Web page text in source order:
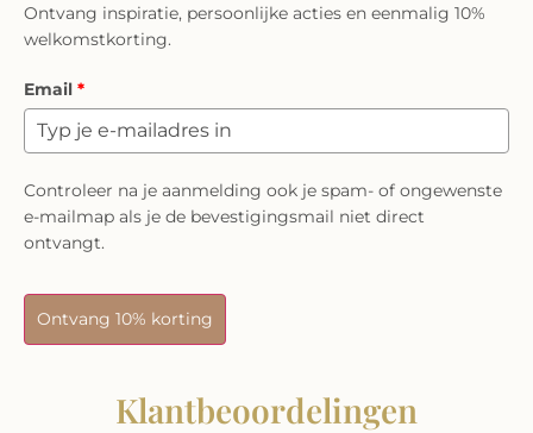
Ontvang inspiratie, persoonlijke acties en eenmalig 10%
welkomstkorting.
Email *
Controleer na je aanmelding ook je spam- of ongewenste
e-mailmap als je de bevestigingsmail niet direct
ontvangt.
Ontvang 10% korting
Klantbeoordelingen